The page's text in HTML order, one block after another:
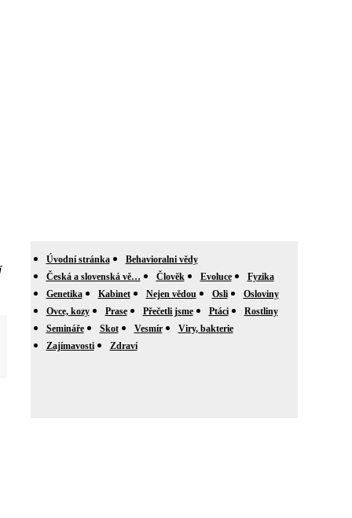
Úvodní stránka
Behavioralni vědy
Česká a slovenská vě…
Člověk Evoluce
Fyzika
Genetika
Kabinet Nejen vědou Osli
Osloviny
Ovce, kozy
Prase Přečetli jsme Ptáci
Rostliny
Semináře
Skot Vesmír
Viry, bakterie
Zajímavosti
Zdraví